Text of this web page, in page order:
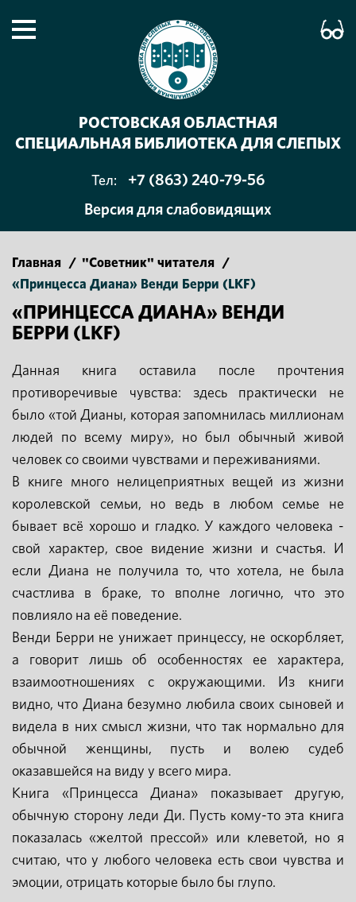
РОСТОВСКАЯ ОБЛАСТНАЯ
СПЕЦИАЛЬНАЯ БИБЛИОТЕКА ДЛЯ СЛЕПЫХ
Тел:
+7 (863) 240-79-56
Версия для слабовидящих
Главная / "Советник" читателя
/
«Принцесса Диана» Венди Берри (LKF)
«ПРИНЦЕССА ДИАНА» ВЕНДИ
БЕРРИ (LKF)
Данная книга оставила после прочтения
противоречивые чувства: здесь практически не
было «той Дианы, которая запомнилась миллионам
людей по всему миру», но был обычный живой
человек со своими чувствами и переживаниями.
В книге много нелицеприятных вещей из жизни
королевской семьи, но ведь в любом семье не
бывает всё хорошо и гладко. У каждого человека -
свой характер, свое видение жизни и счастья. И
если Диана не получила то, что хотела, не была
счастлива в браке, то вполне логично, что это
повлияло на её поведение.
Венди Берри не унижает принцессу, не оскорбляет,
а говорит лишь об особенностях ее характера,
взаимоотношениях с окружающими. Из книги
видно, что Диана безумно любила своих сыновей и
видела в них смысл жизни, что так нормально для
обычной женщины, пусть и волею судеб
оказавшейся на виду у всего мира.
Книга «Принцесса Диана» показывает другую,
обычную сторону леди Ди. Пусть кому-то эта книга
показалась «желтой прессой» или клеветой, но я
считаю, что у любого человека есть свои чувства и
эмоции, отрицать которые было бы глупо.